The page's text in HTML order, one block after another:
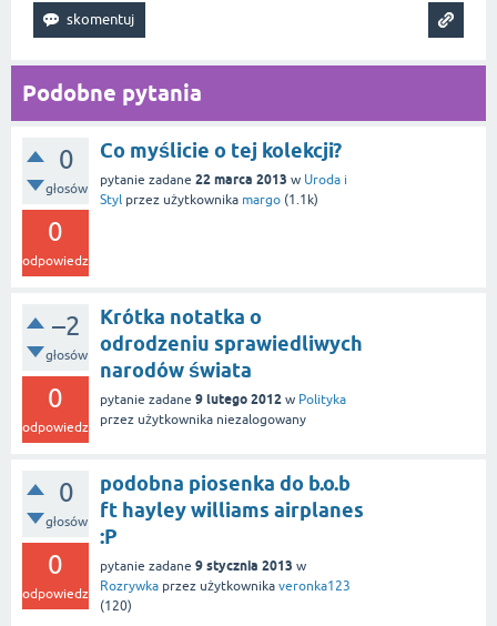
Podobne pytania
0
głosów
0
odpowiedzi
Co myślicie o tej kolekcji?
pytanie zadane 22 marca 2013 w Uroda i
Styl przez użytkownika margo (1.1k)
–2
głosów
0
odpowiedzi
Krótka notatka o
odrodzeniu sprawiedliwych
narodów świata
pytanie zadane 9 lutego 2012 w Polityka
przez użytkownika niezalogowany
0
głosów
0
odpowiedzi
podobna piosenka do b.o.b
ft hayley williams airplanes
:P
pytanie zadane 9 stycznia 2013 w
Rozrywka przez użytkownika veronka123
(120)